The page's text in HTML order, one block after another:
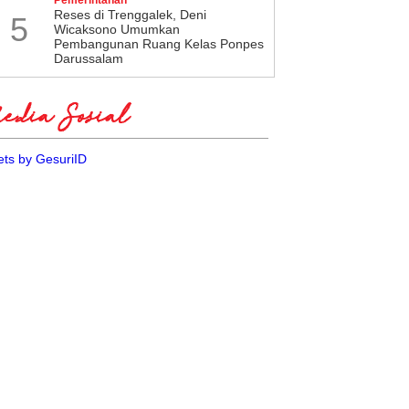
5
​Reses di Trenggalek, Deni
Wicaksono Umumkan
Pembangunan Ruang Kelas Ponpes
Darussalam
Sosial
by GesuriID